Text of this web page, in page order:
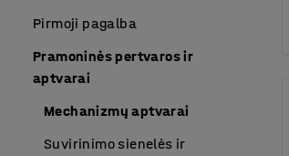
Pirmoji pagalba
Pramoninės pertvaros ir
aptvarai
Mechanizmų aptvarai
Suvirinimo sienelės ir